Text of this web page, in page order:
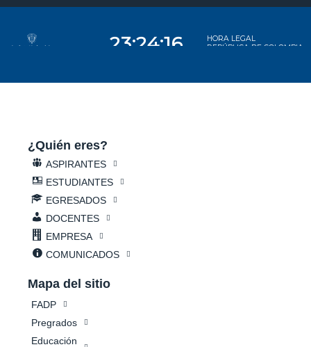
¿Quién eres?
ASPIRANTES
ESTUDIANTES
EGRESADOS
DOCENTES
EMPRESA
COMUNICADOS
Mapa del sitio
FADP
Pregrados
Educación